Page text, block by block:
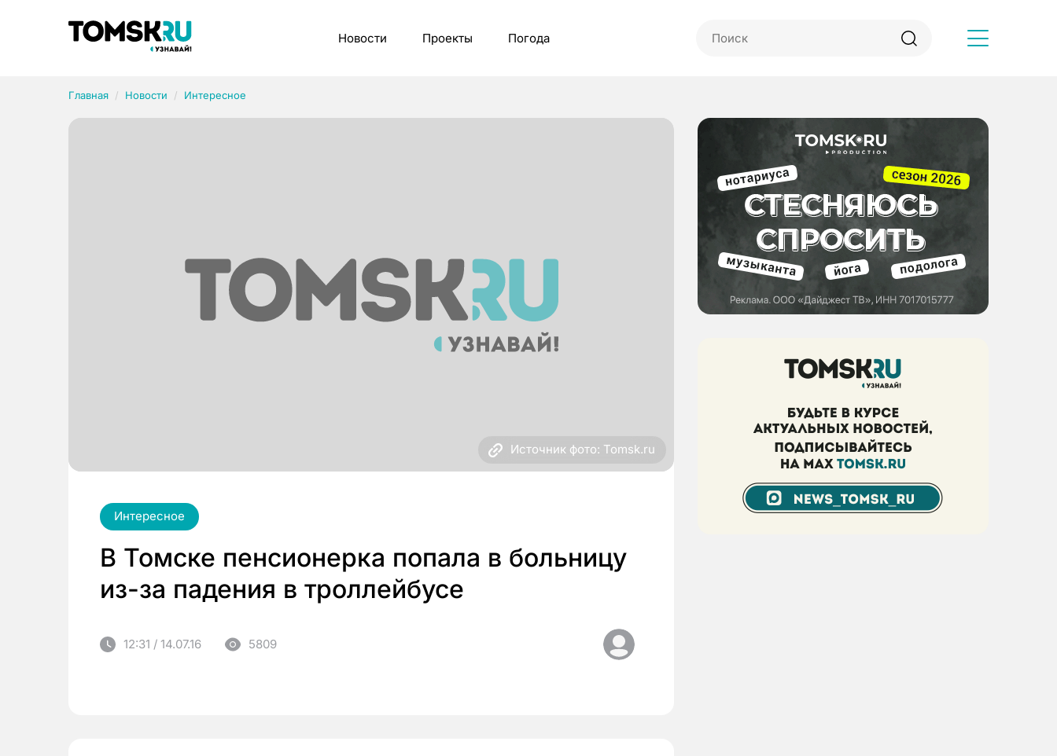
Новости Проекты Погода
Главная Новости Интересное
Источник фото: Tomsk.ru
Интересное
В Томске пенсионерка попала в больницу
из-за падения в троллейбусе
12:31 / 14.07.16 5809
Рубрики